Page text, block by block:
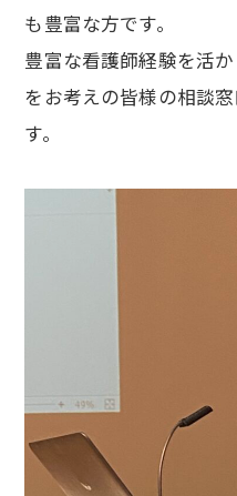
も豊富な方です。
豊富な看護師経験を活
をお考えの皆様の相談
す。